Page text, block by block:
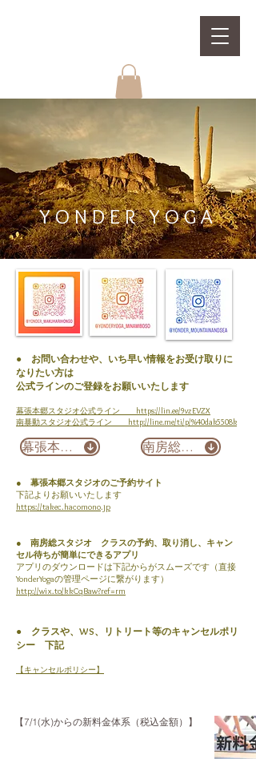
YONDER YOGA
● お問い合わせや、 いち早い情報をお受け取りに
なりたい方は
公式ラインのご登録をお願いいたします
幕張本郷スタジオ公式ライン https://lin.ee/9vzEVZX
南暴動スタジオ公式ライン http://line.me/ti/p/%40dak5508k
幕張本郷 Download 南房総 Download
● 幕張本郷スタジオのご予約サイト
下記よりお願いいたします
https://takec.hacomono.jp
● 南房総スタジオ クラスの予約、取り消し、キャン
セル待ちが簡単にできるアプリ
アプリのダウンロードは下記からがスムーズです（直接
YonderYogaの管理ページに繋がります）
http://wix.to/kkCqBaw?ref=rm
● クラスや、WS、リトリート等のキャンセルポリ
シー 下記
【キャンセルポリシー】
【7/1(水)からの新料金体系（税込金額）】